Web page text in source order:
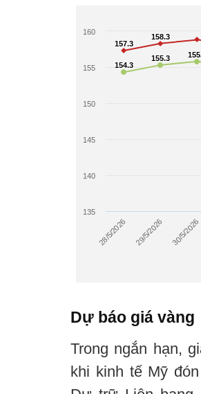
Dự báo giá vàng
Trong ngắn hạn,
khi kinh tế Mỹ